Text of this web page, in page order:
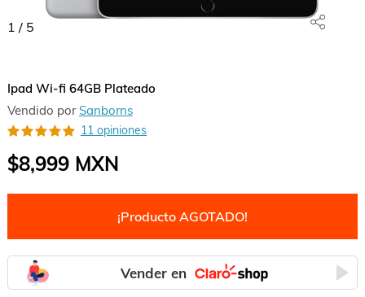
1 / 5
Ipad Wi-fi 64GB Plateado
Vendido por Sanborns
11 opiniones
$8,999MXN
¡Producto AGOTADO!
Vender en